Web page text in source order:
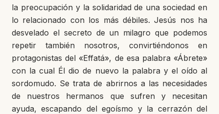
la preocupación y la solidaridad de una sociedad en
lo relacionado con los más débiles. Jesús nos ha
desvelado el secreto de un milagro que podemos
repetir también nosotros, convirtiéndonos en
protagonistas del «Effatá», de esa palabra «Ábrete»
con la cual Él dio de nuevo la palabra y el oído al
sordomudo. Se trata de abrirnos a las necesidades
de nuestros hermanos que sufren y necesitan
ayuda, escapando del egoísmo y la cerrazón del